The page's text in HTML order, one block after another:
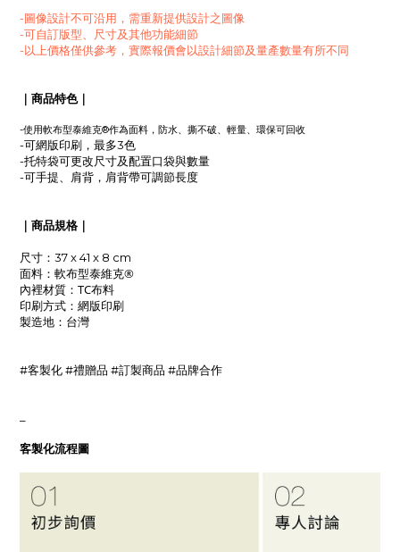
-圖像設計不可沿用，需重新提供設計之圖像
-可自訂版型、尺寸及其他功能細節
-以上價格僅供參考，實際報價會以設計細節及量產數量有所不同
｜商品特色｜
-使用軟布型泰維克®作為面料，防水、撕不破、輕量、環保可回收
-可網版印刷，最多3色
-托特袋可更改尺寸及配置口袋與數量
-可手提、肩背，肩背帶可調節長度
｜商品規格｜
尺寸：37 x 41 x 8 cm
面料： 軟布型泰維克®
內裡材質： TC布料
印刷方式： 網版印刷
製造地 ：台灣
#客製化 #禮贈品 #訂製商品 #品牌合作
客製化流程圖